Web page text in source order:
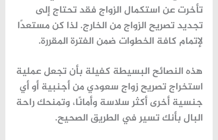
تأخرت عن استكمال الزواج فقد تحتاج إلى
تجديد تصريح الزواج من الخارج. لذا كن مستعدًا
لإتمام كافة الخطوات ضمن الفترة المقررة.
هذه النصائح البسيطة كفيلة بأن تجعل عملية
استخراج تصريح زواج سعودي من أجنبيةأو أي
جنسية أخرى أكثر سلاسة وأمانًا، وتمنحك راحة
البال بأنك تسير في الطريق الصحيح.